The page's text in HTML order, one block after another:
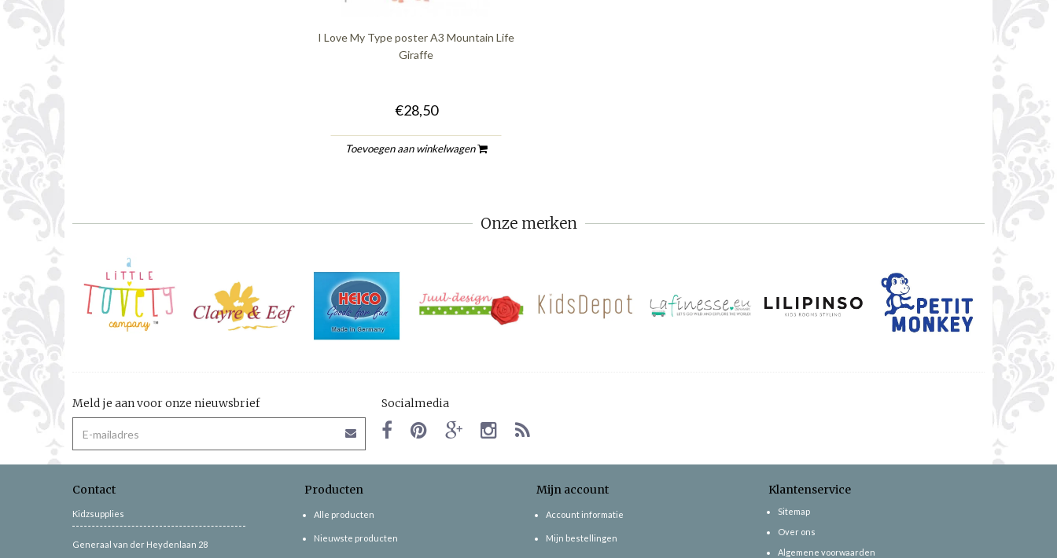
I Love My Type poster A3 Mountain Life
Giraffe
€28,50
Toevoegen aan winkelwagen
Onze merken
Meld je aan voor onze nieuwsbrief Socialmedia
Contact
Kidzsupplies
Generaal van der Heydenlaan 28
Producten
Alle producten
Nieuwste producten
Mijn account
Account informatie
Mijn bestellingen
Klantenservice
Sitemap
Over ons
Algemene voorwaarden